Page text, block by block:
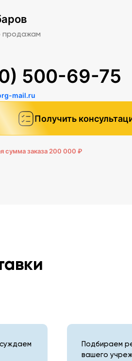
Получить
500-69-75
mail.ru
сумма заказа 200 000 ₽
Подбираем
вашего